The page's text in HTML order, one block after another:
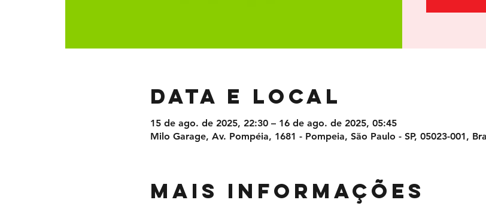
Data e local
15 de ago. de 2025, 22:30 – 16 de ago. de 2025, 05:45
Milo Garage, Av. Pompéia, 1681 - Pompeia, São Paulo - SP, 05023-001,
MAIS INFORMAÇÕES